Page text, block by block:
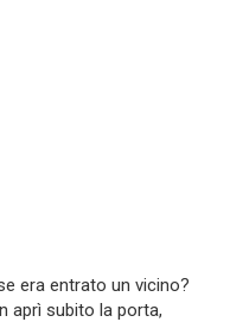
era entrato un vicino?
aprì subito la porta,